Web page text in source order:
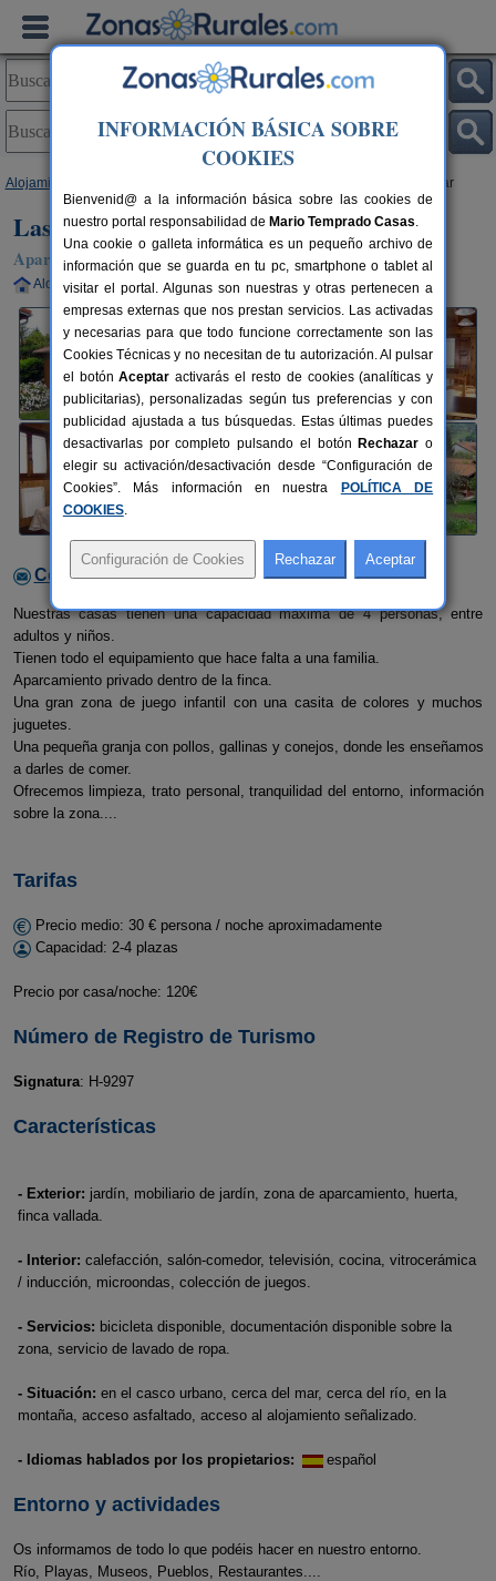
Alojamientos > Las Casucas de Villegar
Las Casucas de Villegar
Apartamentos Rurales en Corvera de Toranzo (Cantabria)
Alquiler completo 2-4 plazas 38 km de Santander
Contactar con el alojamiento
Nuestras casas tienen una capacidad máxima de 4 personas, entre
adultos y niños.
Tienen todo el equipamiento que hace falta a una familia.
Aparcamiento privado dentro de la finca.
Una gran zona de juego infantil con una casita de colores y muchos
juguetes.
Una pequeña granja con pollos, gallinas y conejos, donde les enseñamos
a darles de comer.
Ofrecemos limpieza, trato personal, tranquilidad del entorno, información
sobre la zona....
Tarifas
Precio medio: 30 € persona / noche aproximadamente
Capacidad: 2-4 plazas
Precio por casa/noche: 120€
Número de Registro de Turismo
Signatura: H-9297
Características
- Exterior: jardín, mobiliario de jardín, zona de aparcamiento, huerta,
finca vallada.
- Interior: calefacción, salón-comedor, televisión, cocina, vitrocerámica
/ inducción, microondas, colección de juegos.
- Servicios: bicicleta disponible, documentación disponible sobre la
zona, servicio de lavado de ropa.
- Situación: en el casco urbano, cerca del mar, cerca del río, en la
montaña, acceso asfaltado, acceso al alojamiento señalizado.
- Idiomas hablados por los propietarios: español
Entorno y actividades
Os informamos de todo lo que podéis hacer en nuestro entorno.
Río, Playas, Museos, Pueblos, Restaurantes....
INFORMACIÓN BÁSICA SOBRE
COOKIES
Bienvenid@ a la información básica sobre las cookies de
nuestro portal responsabilidad de Mario Temprado Casas.
Una cookie o galleta informática es un pequeño archivo de
información que se guarda en tu pc, smartphone o tablet al
visitar el portal. Algunas son nuestras y otras pertenecen a
empresas externas que nos prestan servicios. Las activadas
y necesarias para que todo funcione correctamente son las
Cookies Técnicas y no necesitan de tu autorización. Al pulsar
el botónAceptar activarás el resto de cookies (analíticas y
publicitarias), personalizadas según tus preferencias y con
publicidad ajustada a tus búsquedas. Estas últimas puedes
desactivarlas por completo pulsando el botón Rechazar o
elegir su activación/desactivación desde “Configuración de
Cookies”. Más información en nuestra
POLÍTICA DE
COOKIES.